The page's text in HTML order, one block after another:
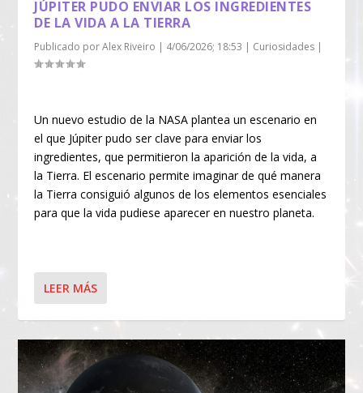
JÚPITER PUDO ENVIAR LOS INGREDIENTES
DE LA VIDA A LA TIERRA
Publicado porAlex Riveiro | 4/06/2026; 18:53 | Curiosidades |
Un nuevo estudio de la NASA plantea un escenario en
el que Júpiter pudo ser clave para enviar los
ingredientes, que permitieron la aparición de la vida, a
la Tierra. El escenario permite imaginar de qué manera
la Tierra consiguió algunos de los elementos esenciales
para que la vida pudiese aparecer en nuestro planeta.
LEER MÁS